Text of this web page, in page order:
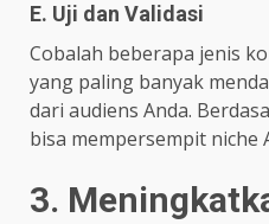
E. Uji dan Validasi
Cobalah beberapa jenis
yang paling banyak
dari audiens Anda.
bisa mempersempit niche
3.